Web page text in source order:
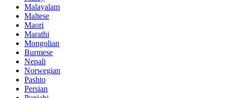
Malayalam
Maltese
Maori
Marathi
Mongolian
Burmese
Nepali
Norwegian
Pashto
Persian